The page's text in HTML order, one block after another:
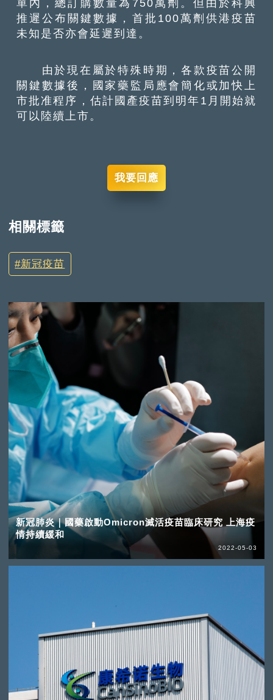
單內，總訂購數量為750萬劑。但由於科興
推遲公布關鍵數據，首批100萬劑供港疫苗
未知是否亦會延遲到達。
由於現在屬於特殊時期，各款疫苗公開
關鍵數據後，國家藥監局應會簡化或加快上
市批准程序，估計國產疫苗到明年1月開始就
可以陸續上市。
我要回應
相關標籤
新冠疫苗
新冠肺炎｜國藥啟動Omicron滅活疫苗臨床研究 上海疫
情持續緩和
2022-05-03